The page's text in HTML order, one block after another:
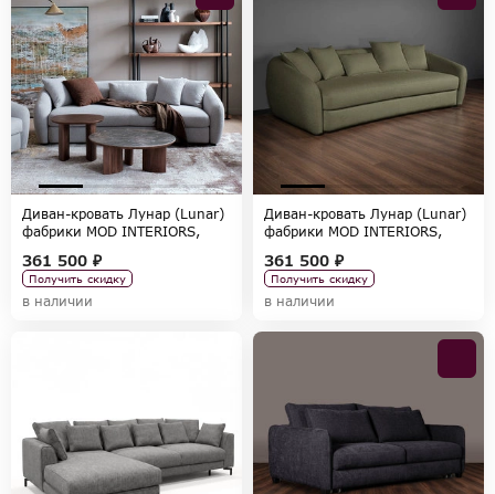
Диван-кровать Лунар (Lunar)
фабрики MOD INTERIORS,
361 500 ₽
Получить скидку
в наличии
Диван-кровать Лунар (Lunar)
фабрики MOD INTERIORS,
361 500 ₽
Получить скидку
в наличии